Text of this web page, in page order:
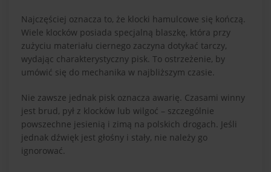
Najczęściej oznacza to, że klocki hamulcowe się kończą.
Wiele klocków posiada specjalną blaszkę, która przy
zużyciu materiału ciernego zaczyna dotykać tarczy,
wydając charakterystyczny pisk. To ostrzeżenie, by
umówić się do mechanika w najbliższym czasie.
Nie zawsze jednak pisk oznacza awarię. Czasami winny
jest brud, pył z klocków lub wilgoć – szczególnie
powszechne jesienią i zimą na polskich drogach. Jeśli
jednak dźwięk jest głośny i stały, nie należy go
ignorować.